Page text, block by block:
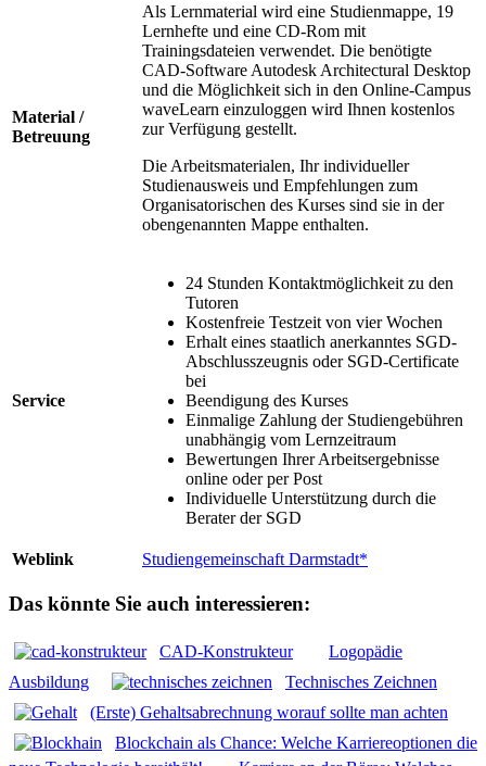
Material /
Betreuung
Als Lernmaterial wird eine Studienmappe, 19
Lernhefte und eine CD-Rom mit
Trainingsdateien verwendet. Die benötigte
CAD-Software Autodesk Architectural Desktop
und die Möglichkeit sich in den Online-Campus
waveLearn einzuloggen wird Ihnen kostenlos
zur Verfügung gestellt.
Die Arbeitsmaterialen, Ihr individueller
Studienausweis und Empfehlungen zum
Organisatorischen des Kurses sind sie in der
obengenannten Mappe enthalten.
Service
24 Stunden Kontaktmöglichkeit zu den
Tutoren
Kostenfreie Testzeit von vier Wochen
Erhalt eines staatlich anerkanntes SGD-
Abschlusszeugnis oder SGD-Certificate
bei
Beendigung des Kurses
Einmalige Zahlung der Studiengebühren
unabhängig vom Lernzeitraum
Bewertungen Ihrer Arbeitsergebnisse
online oder per Post
Individuelle Unterstützung durch die
Berater der SGD
Weblink Studiengemeinschaft Darmstadt*
Das könnte Sie auch interessieren:
CAD-Konstrukteur
Logopädie
Ausbildung
Technisches Zeichnen
(Erste) Gehaltsabrechnung worauf sollte man achten
Blockchain als Chance: Welche Karriereoptionen die